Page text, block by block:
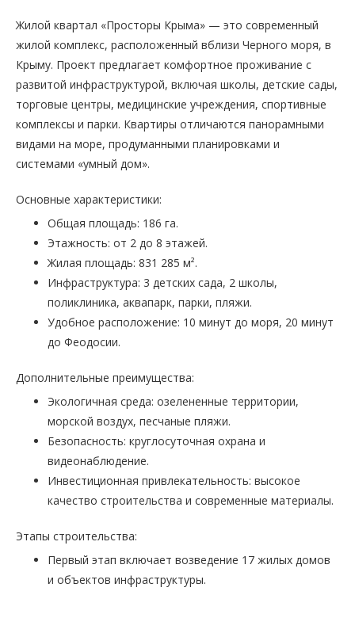
Жилой квартал «Просторы Крыма» — это современный
жилой комплекс, расположенный вблизи Черного моря, в
Крыму. Проект предлагает комфортное проживание с
развитой инфраструктурой, включая школы, детские сады,
торговые центры, медицинские учреждения, спортивные
комплексы и парки. Квартиры отличаются панорамными
видами на море, продуманными планировками и
системами «умный дом».
Основные характеристики:
Общая площадь: 186 га.
Этажность: от 2 до 8 этажей.
Жилая площадь: 831 285 м².
Инфраструктура: 3 детских сада, 2 школы,
поликлиника, аквапарк, парки, пляжи.
Удобное расположение: 10 минут до моря, 20 минут
до Феодосии.
Дополнительные преимущества:
Экологичная среда: озелененные территории,
морской воздух, песчаные пляжи.
Безопасность: круглосуточная охрана и
видеонаблюдение.
Инвестиционная привлекательность: высокое
качество строительства и современные материалы.
Этапы строительства:
Первый этап включает возведение 17 жилых домов
и объектов инфраструктуры.